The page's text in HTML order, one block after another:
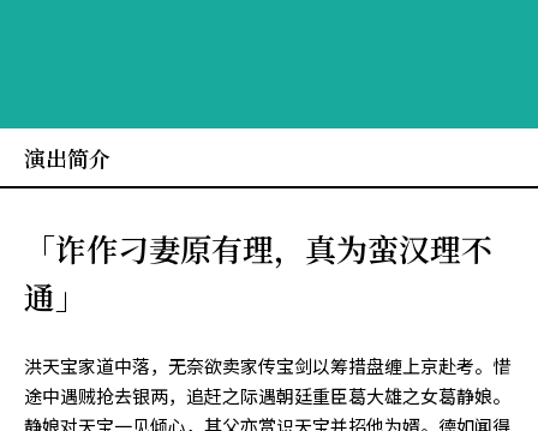
演出简介
「诈作刁妻原有理，真为蛮汉理不
通」
洪天宝家道中落，无奈欲卖家传宝剑以筹措盘缠上京赴考。惜
途中遇贼抢去银两，追赶之际遇朝廷重臣葛大雄之女葛静娘。
静娘对天宝一见倾心，其父亦赏识天宝并招他为婿。德如闻得